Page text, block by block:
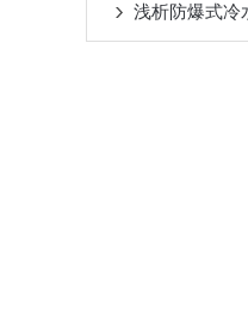
浅析​防爆式冷